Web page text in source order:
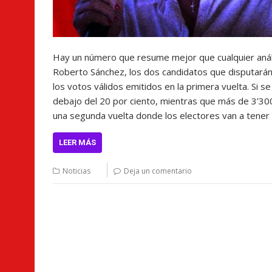
Hay un número que resume mejor que cualquier
Roberto Sánchez, los dos candidatos que
los votos válidos emitidos en la primera vuelta. Si
debajo del 20 por ciento, mientras que más de
una segunda vuelta donde los electores van a
LEER MÁS
Noticias Deja un comentario